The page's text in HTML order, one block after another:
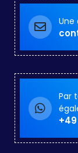
Une
Par